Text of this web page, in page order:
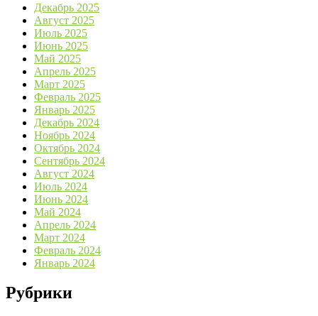
Декабрь 2025
Август 2025
Июль 2025
Июнь 2025
Май 2025
Апрель 2025
Март 2025
Февраль 2025
Январь 2025
Декабрь 2024
Ноябрь 2024
Октябрь 2024
Сентябрь 2024
Август 2024
Июль 2024
Июнь 2024
Май 2024
Апрель 2024
Март 2024
Февраль 2024
Январь 2024
Рубрики